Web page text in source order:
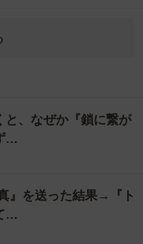
と、なぜか『鎖に繋が
…
』を送った結果→『ト
…